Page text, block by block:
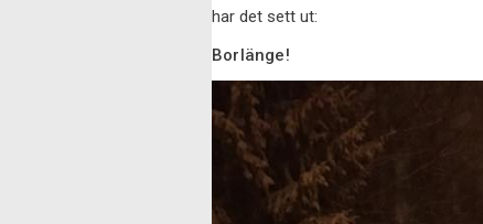
har det sett ut:
Borlänge!